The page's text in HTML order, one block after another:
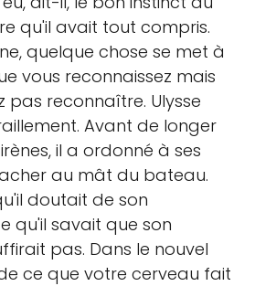
qu'il avait tout compris.
quelque chose se met à
vous reconnaissez mais
pas reconnaître. Ulysse
Avant de longer
il a ordonné à ses
au mât du bateau.
doutait de son
qu'il savait que son
pas. Dans le nouvel
ce que votre cerveau fait